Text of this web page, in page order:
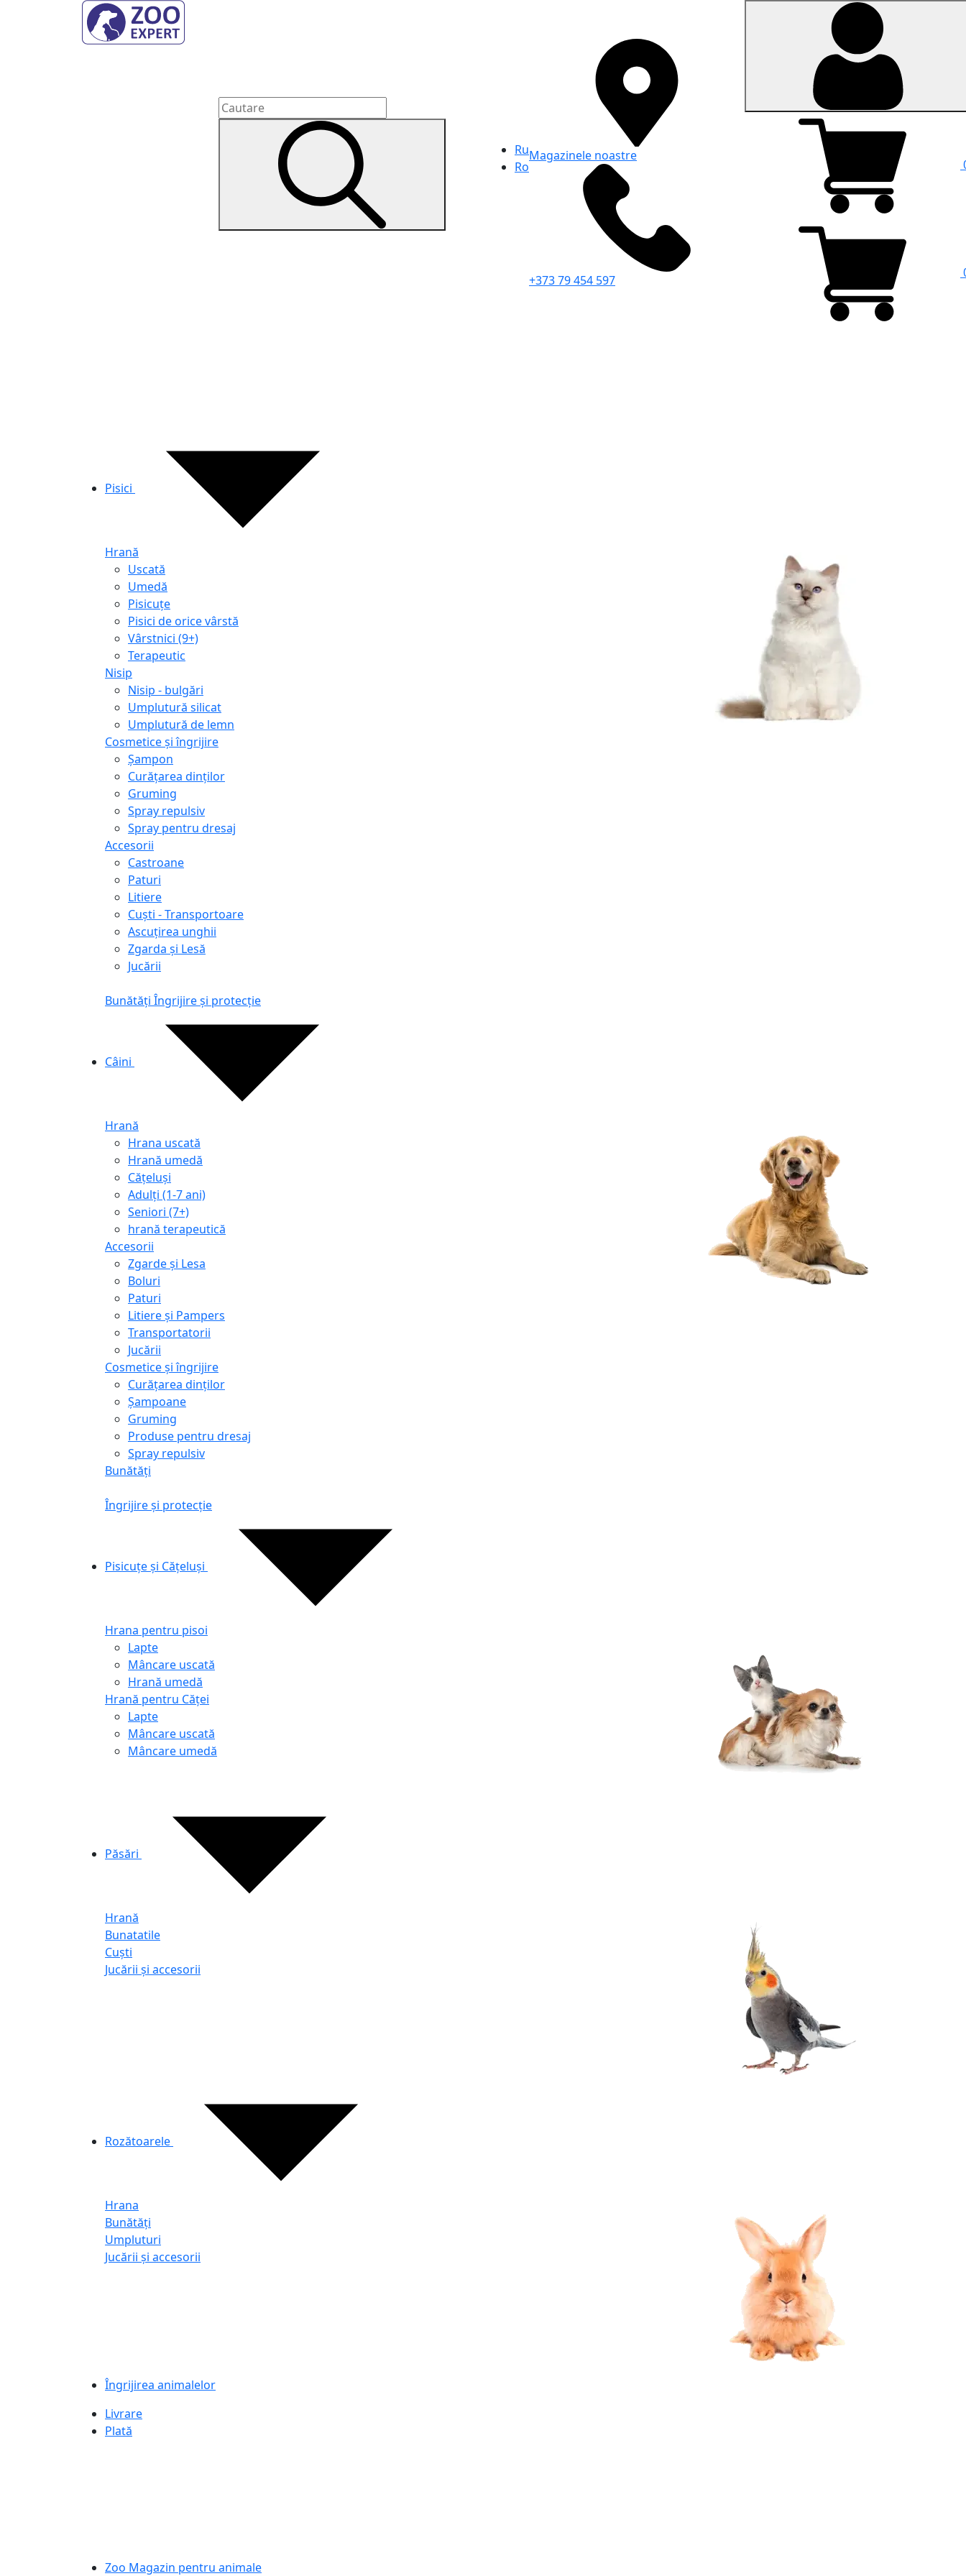
Ru
Ro
Magazinele noastre
+373 79 454 597
Pisici
Hrană
Uscată
Umedă
Pisicuțe
Pisici de orice vârstă
Vârstnici (9+)
Terapeutic
Nisip
Nisip - bulgări
Umplutură silicat
Umplutură de lemn
Cosmetice și îngrijire
Șampon
Curățarea dinților
Gruming
Spray repulsiv
Spray pentru dresaj
Accesorii
Castroane
Paturi
Litiere
Сuști - Transportoare
Ascuţirea unghii
Zgarda și Lesă
Jucării
Bunătăți Îngrijire și protecție
Câini
Hrană
Hrana uscată
Hrană umedă
Cățeluși
Adulți (1-7 ani)
Seniori (7+)
hrană terapeutică
Accesorii
Zgarde și Lesa
Boluri
Paturi
Litiere și Pampers
Transportatorii
Jucării
Cosmetice și îngrijire
Curățarea dinților
Șampoane
Gruming
Produse pentru dresaj
Spray repulsiv
Bunătăți
Îngrijire și protecție
Pisicuțe și Cățeluși
Hrana pentru pisoi
Lapte
Mâncare uscată
Hrană umedă
Hrană pentru Căței
Lapte
Mâncare uscată
Mâncare umedă
Păsări
Hrană
Bunatatile
Cuști
Jucării și accesorii
Rozătoarele
Hrana
Bunătăți
Umpluturi
Jucării și accesorii
Îngrijirea animalelor
Livrare
Plată
Zoo Magazin pentru animale